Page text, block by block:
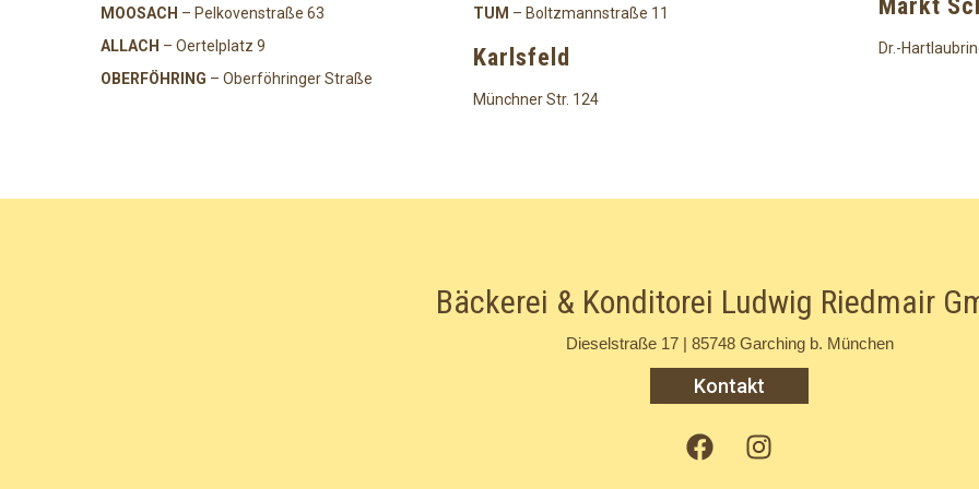
MOOSACH – Pelkovenstraße 63
ALLACH – Oertelplatz 9
OBERFÖHRING – Oberföhringer Straße
TUM – Boltzmannstraße 11
Karlsfeld
Münchner Str. 124
Dr.-
Bäckerei & Konditorei Ludwig Riedmair
Dieselstraße 17 | 85748 Garching b. München
Kontakt